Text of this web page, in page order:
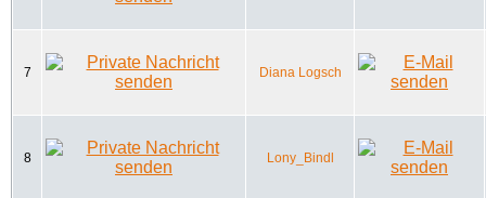
7 Diana Logsch
8 Lony_Bindl